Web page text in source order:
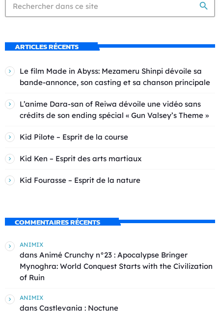
search
ARTICLES RÉCENTS
Le film Made in Abyss: Mezameru Shinpi dévoile sa
bande-annonce, son casting et sa chanson principale
L’anime Dara-san of Reiwa dévoile une vidéo sans
crédits de son ending spécial « Gun Valsey’s Theme »
Kid Pilote – Esprit de la course
Kid Ken – Esprit des arts martiaux
Kid Fourasse – Esprit de la nature
COMMENTAIRES RÉCENTS
ANIMIX
dans Animé Crunchy n°23 : Apocalypse Bringer
Mynoghra: World Conquest Starts with the Civilization
of Ruin
ANIMIX
dans Castlevania : Noctune